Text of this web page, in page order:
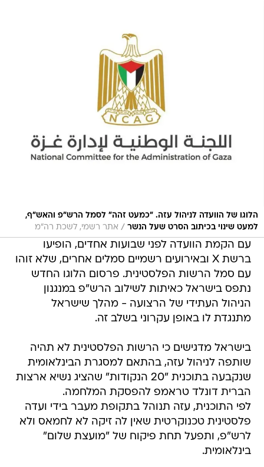
הלוגו של הוועדה לניהול עזה. "כמעט זהה" לסמל הרש"פ והאש"ף,
למעט שינוי בכיתוב הסרט שעל הנשר / אתר רשמי, לשכת רה"מ
עם הקמת הוועדה לפני שבועות אחדים, הופיעו
ברשת X ובאירועים רשמיים סמלים אחרים, שלא זוהו
עם סמל הרשות הפלסטינית. פרסום הלוגו החדש
נתפס בישראל כאיתות לשילוב הרש"פ במנגנון
הניהול העתידי של הרצועה - מהלך שישראל
מתנגדת לו באופן עקרוני בשלב זה.
בישראל מדגישים כי הרשות הפלסטינית לא תהיה
שותפה לניהול עזה, בהתאם למסגרת הבינלאומית
שנקבעה בתוכנית "20 הנקודות" שהציג נשיא ארצות
הברית דונלד טראמפ להפסקת המלחמה.
לפי התוכנית, עזה תנוהל בתקופת מעבר בידי ועדה
פלסטינית טכנוקרטית שאין לה זיקה לא לחמאס ולא
לרש"פ, ותפעל תחת פיקוח של "מועצת שלום"
בינלאומית.